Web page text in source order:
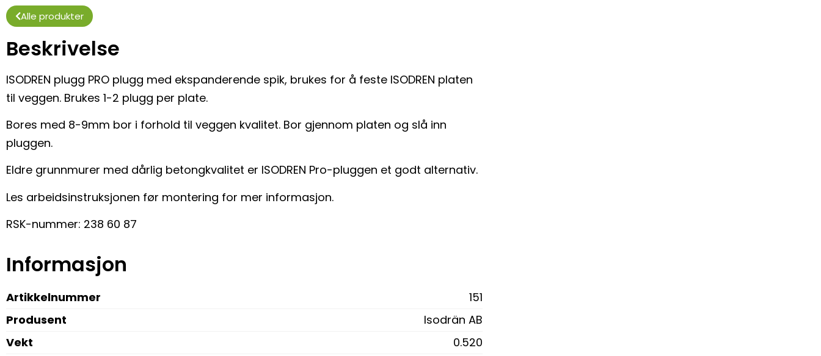
Alle produkter
Beskrivelse
ISODREN plugg PRO plugg med ekspanderende spik, brukes for å feste ISODREN platen
til veggen. Brukes 1-2 plugg per plate.
Bores med 8-9mm bor i forhold til veggen kvalitet. Bor gjennom platen og slå inn
pluggen.
Eldre grunnmurer med dårlig betongkvalitet er ISODREN Pro-pluggen et godt alternativ.
Les arbeidsinstruksjonen før montering for mer informasjon.
RSK-nummer: 238 60 87
Informasjon
Artikkelnummer
151
Produsent
Isodrän AB
Vekt
0.520